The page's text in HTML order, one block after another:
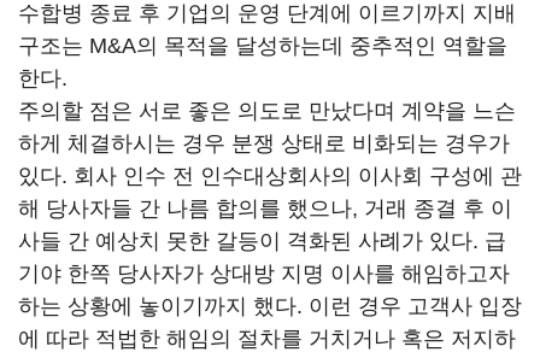
수합병 종료 후 기업의 운영 단계에 이르기까지 지배
구조는 M&A의 목적을 달성하는데 중추적인 역할을
한다.
주의할 점은 서로 좋은 의도로 만났다며 계약을 느슨
하게 체결하시는 경우 분쟁 상태로 비화되는 경우가
있다. 회사 인수 전 인수대상회사의 이사회 구성에 관
해 당사자들 간 나름 합의를 했으나, 거래 종결 후 이
사들 간 예상치 못한 갈등이 격화된 사례가 있다. 급
기야 한쪽 당사자가 상대방 지명 이사를 해임하고자
하는 상황에 놓이기까지 했다. 이런 경우 고객사 입장
에 따라 적법한 해임의 절차를 거치거나 혹은 저지하